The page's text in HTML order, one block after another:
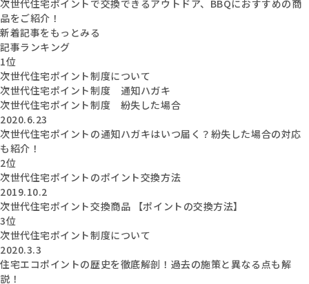
次世代住宅ポイントで交換できるアウトドア、BBQにおすすめの商
品をご紹介！
新着記事をもっとみる
記事ランキング
1位
次世代住宅ポイント制度について
次世代住宅ポイント制度 通知ハガキ
次世代住宅ポイント制度 紛失した場合
2020.6.23
次世代住宅ポイントの通知ハガキはいつ届く？紛失した場合の対応
も紹介！
2位
次世代住宅ポイントのポイント交換方法
2019.10.2
次世代住宅ポイント交換商品 【ポイントの交換方法】
3位
次世代住宅ポイント制度について
2020.3.3
住宅エコポイントの歴史を徹底解剖！過去の施策と異なる点も解
説！